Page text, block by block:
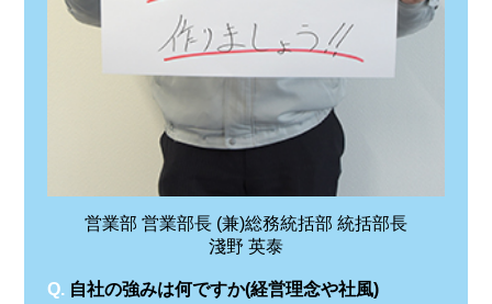
営業部 営業部長 (兼)総務統括部 統括部長
淺野 英泰
Q. 自社の強みは何ですか(経営理念や社風)